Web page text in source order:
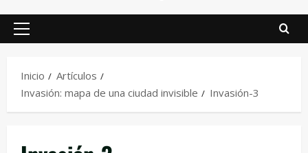
Inicio
Artículos
Invasión: mapa de una ciudad invisible
Invasión-3